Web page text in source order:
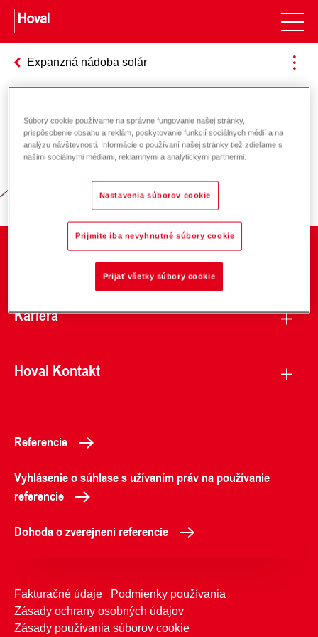
Expanzná nádoba solár
Zodpovednosť za energiu a životné
prostredie
O spoločnosti
Kariéra
Hoval Kontakt
Referencie
Vyhlásenie o súhlase s užívaním práv na používanie
referencie
Dohoda o zverejnení referencie
Fakturačné údaje
Podmienky používania
Zásady ochrany osobných údajov
Zásady používania súborov cookie
Súbory cookie používame na správne fungovanie našej stránky,
prispôsobenie obsahu a reklám, poskytovanie funkcií sociálnych médií a na
analýzu návštevnosti. Informácie o používaní našej stránky tiež zdieľame s
našimi sociálnymi médiami, reklamnými a analytickými partnermi.
Nastavenia súborov cookie
Prijmite iba nevyhnutné súbory cookie
Prijať všetky súbory cookie